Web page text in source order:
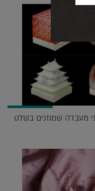
מעבדה שמוזנים בשלט